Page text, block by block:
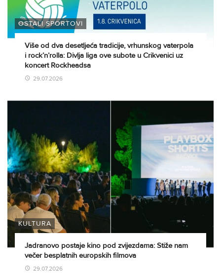
OSTALI SPORTOVI
Više od dva desetljeća tradicije, vrhunskog vaterpola
i rock’n’rolla: Divlja liga ove subote u Crikvenici uz
koncert Rockheadsa
29.07.2026
KULTURA
Jadranovo postaje kino pod zvijezdama: Stiže nam
večer besplatnih europskih filmova
29.07.2026